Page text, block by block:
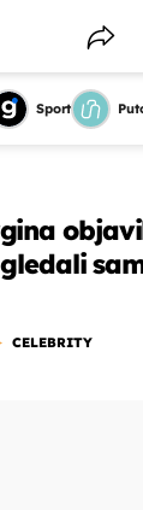
Sport
CELEBRITY